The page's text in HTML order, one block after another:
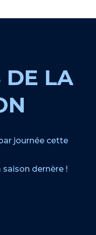
DE LA
journée cette
saison dernère !